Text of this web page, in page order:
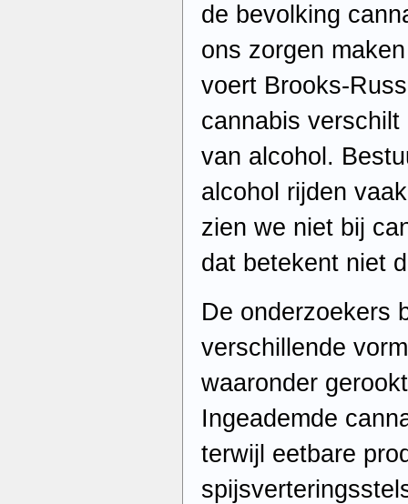
de bevolking
ons zorgen
voert Brooks-
cannabis
van alcohol.
alcohol rijden
zien we niet bij
dat betekent niet
De onderzoekers
verschillende
waaronder
Ingeademde
terwijl eetbare